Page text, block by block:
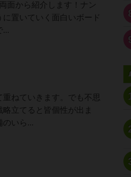
面から紹介します！ナン
置いていく面白いボード
...
ねていきます。でも不思
立てると皆個性が出ま
のいら...